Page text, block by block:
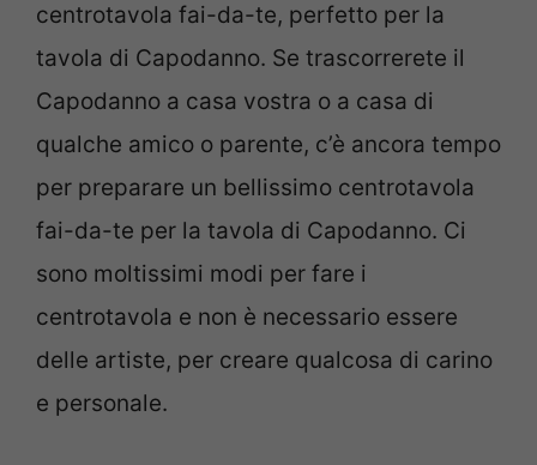
centrotavola fai-da-te, perfetto per la
tavola di Capodanno. Se trascorrerete il
Capodanno a casa vostra o a casa di
qualche amico o parente, c’è ancora tempo
per preparare un bellissimo centrotavola
fai-da-te per la tavola di Capodanno. Ci
sono moltissimi modi per fare i
centrotavola e non è necessario essere
delle artiste, per creare qualcosa di carino
e personale.